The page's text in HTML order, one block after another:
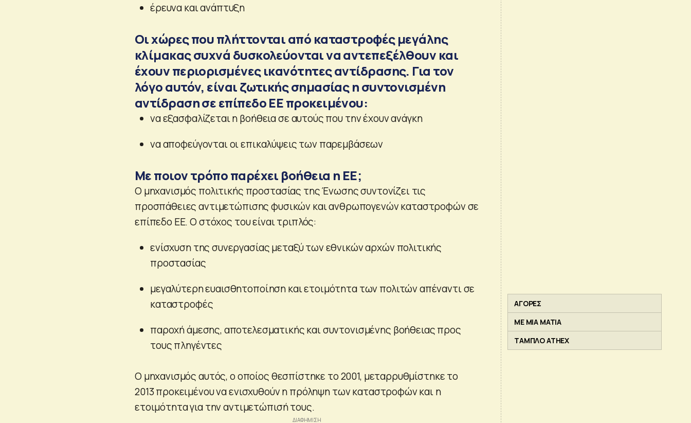
έρευνα και ανάπτυξη
Οι χώρες που πλήττονται από καταστροφές μεγάλης
κλίμακας συχνά δυσκολεύονται να αντεπεξέλθουν και
έχουν περιορισμένες ικανότητες αντίδρασης. Για τον
λόγο αυτόν, είναι ζωτικής σημασίας η συντονισμένη
αντίδραση σε επίπεδο ΕΕ προκειμένου:
να εξασφαλίζεται η βοήθεια σε αυτούς που την έχουν ανάγκη
να αποφεύγονται οι επικαλύψεις των παρεμβάσεων
Με ποιον τρόπο παρέχει βοήθεια η ΕΕ;
Ο μηχανισμός πολιτικής προστασίας της Ένωσης συντονίζει τις
προσπάθειες αντιμετώπισης φυσικών και ανθρωπογενών καταστροφών σε
επίπεδο ΕΕ. Ο στόχος του είναι τριπλός:
ενίσχυση της συνεργασίας μεταξύ των εθνικών αρχών πολιτικής
προστασίας
μεγαλύτερη ευαισθητοποίηση και ετοιμότητα των πολιτών απέναντι σε
καταστροφές
παροχή άμεσης, αποτελεσματικής και συντονισμένης βοήθειας προς
τους πληγέντες
Ο μηχανισμός αυτός, ο οποίος θεσπίστηκε το 2001, μεταρρυθμίστηκε το
2013 προκειμένου να ενισχυθούν η πρόληψη των καταστροφών και η
ετοιμότητα για την αντιμετώπισή τους.
ΑΓΟΡΕΣ
ΜΕ ΜΙΑ ΜΑΤΙΑ
ΤΑΜΠΛΟ ATHEX